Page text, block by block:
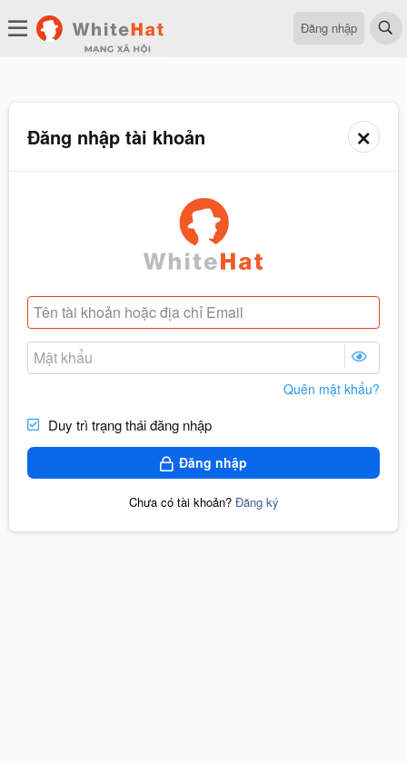
Đăng nhập
Đăng nhập tài khoản
Quên mật khẩu?
Duy trì trạng thái đăng nhập
Đăng nhập
Chưa có tài khoản? Đăng ký